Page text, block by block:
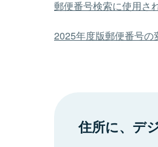
郵便番号検索に使用さ
2025年度版郵便番号の
住所に、デ